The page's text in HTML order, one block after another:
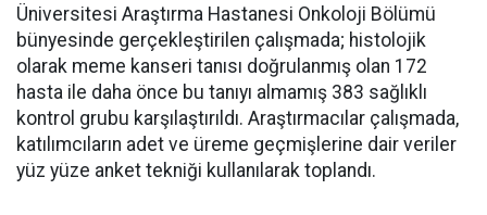
Üniversitesi Araştırma Hastanesi Onkoloji Bölümü
bünyesinde gerçekleştirilen çalışmada; histolojik
olarak meme kanseri tanısı doğrulanmış olan 172
hasta ile daha önce bu tanıyı almamış 383 sağlıklı
kontrol grubu karşılaştırıldı. Araştırmacılar çalışmada,
katılımcıların adet ve üreme geçmişlerine dair veriler
yüz yüze anket tekniği kullanılarak toplandı.